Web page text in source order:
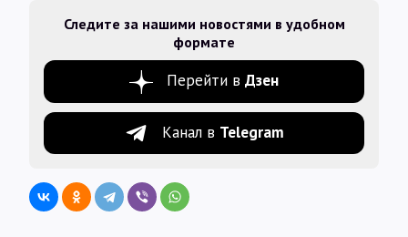
Следите за нашими новостями в удобном
формате
Перейти в Дзен
Канал в Telegram